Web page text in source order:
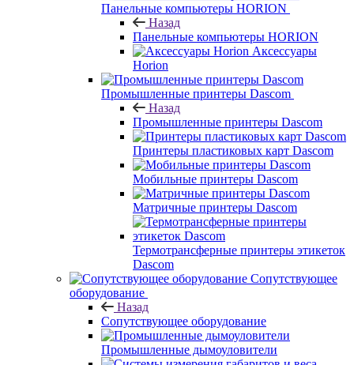
Панельные компьютеры HORION
Назад
Панельные компьютеры HORION
Аксессуары
Horion
Промышленные принтеры Dascom
Назад
Промышленные принтеры Dascom
Принтеры пластиковых карт Dascom
Мобильные принтеры Dascom
Матричные принтеры Dascom
Термотрансферные принтеры этикеток
Dascom
Сопутствующее
оборудование
Назад
Сопутствующее оборудование
Промышленные дымоуловители